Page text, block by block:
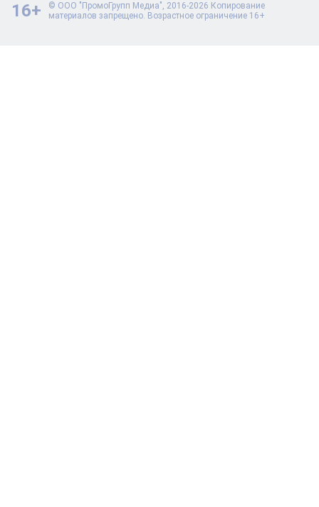
© ООО "ПромоГрупп Медиа", 2016-2026 Копирование
материалов запрещено. Возрастное ограничение 16+
16+